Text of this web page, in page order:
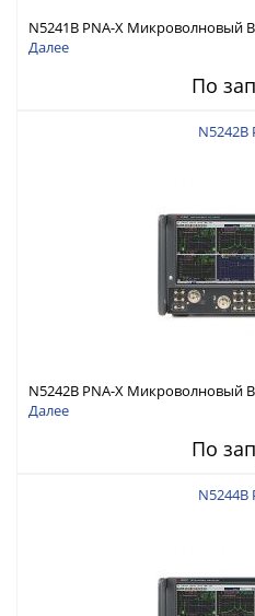
N5241B PNA-X Микроволновый
конфиг. тестовая установка,
Далее
По
N5242B
N5242B PNA-X Микроволновый
конфиг. тестовая установка,
Далее
По
N5244B